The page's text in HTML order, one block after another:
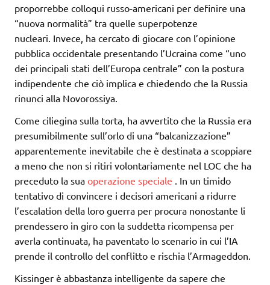
proporrebbe colloqui russo-americani per definire una
“nuova normalità” tra quelle superpotenze
nucleari. Invece, ha cercato di giocare con l’opinione
pubblica occidentale presentando l’Ucraina come “uno
dei principali stati dell’Europa centrale” con la postura
indipendente che ciò implica e chiedendo che la Russia
rinunci alla Novorossiya.
Come ciliegina sulla torta, ha avvertito che la Russia era
presumibilmente sull’orlo di una “balcanizzazione”
apparentemente inevitabile che è destinata a scoppiare
a meno che non si ritiri volontariamente nel LOC che ha
preceduto la sua operazione speciale . In un timido
tentativo di convincere i decisori americani a ridurre
l’escalation della loro guerra per procura nonostante li
prendessero in giro con la suddetta ricompensa per
averla continuata, ha paventato lo scenario in cui l’IA
prende il controllo del conflitto e rischia l’Armageddon.
Kissinger è abbastanza intelligente da sapere che